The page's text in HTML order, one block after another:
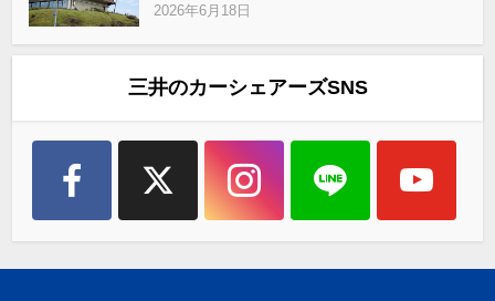
2026年6月18日
三井のカーシェアーズSNS